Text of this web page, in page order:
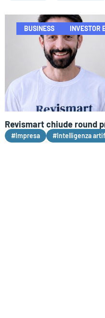
BUSINESS INVESTOR
Revismart chiude round
#Impresa #Intelligenza